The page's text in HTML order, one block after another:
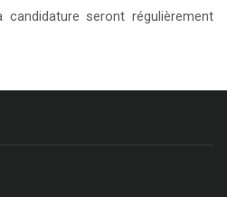
seront régulièrement